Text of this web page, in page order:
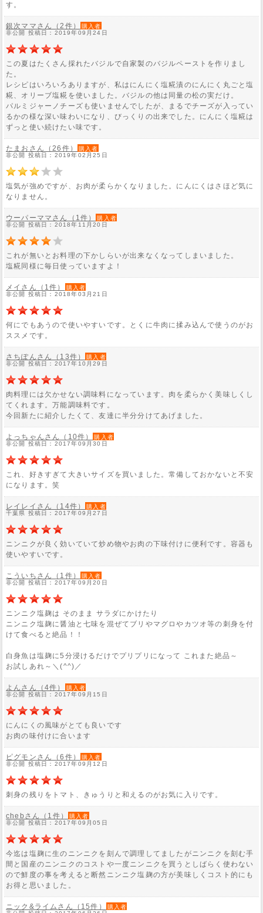
す。
銀次ママさん（2件）
購入者
非公開 投稿日：2019年09月24日
この夏はたくさん採れたバジルで自家製のバジルペーストを作りまし
た。
レシピはいろいろありますが、私はにんにく塩糀漬のにんにく丸ごと塩
糀、オリーブ塩糀を使いました。バジルの他は同量の松の実だけ。
パルミジャーノチーズも使いませんでしたが、まるでチーズが入ってい
るかの様な深い味わいになり、びっくりの出来でした。にんにく塩糀は
ずっと使い続けたい味です。
たまおさん（26件）
購入者
非公開 投稿日：2019年02月25日
塩気が強めですが、お肉が柔らかくなりました。にんにくはさほど気に
なりません。
ウーパーママさん（1件）
購入者
非公開 投稿日：2018年11月20日
これが無いとお料理の下かしらいが出来なくなってしまいました。
塩糀同様に毎日使っていますよ！
メイさん（1件）
購入者
非公開 投稿日：2018年03月21日
何にでもあうので使いやすいです。とくに牛肉に揉み込んで使うのがお
ススメです。
さちぽんさん（13件）
購入者
非公開 投稿日：2017年10月29日
肉料理には欠かせない調味料になっています。肉を柔らかく美味しくし
てくれます。万能調味料です。
今回新たに紹介したくて、友達に半分分けてあげました。
よっちゃんさん（10件）
購入者
非公開 投稿日：2017年09月30日
これ、好きすぎて大きいサイズを買いました。常備しておかないと不安
になります。笑
レイレイさん（14件）
購入者
千葉県 投稿日：2017年09月27日
ニンニクが良く効いていて炒め物やお肉の下味付けに便利です。容器も
使いやすいです。
こういちさん（1件）
購入者
非公開 投稿日：2017年09月20日
ニンニク塩麹は そのまま サラダにかけたり
ニンニク塩麹に醤油と七味を混ぜてブリやマグロやカツオ等の刺身を付
けて食べると絶品！！
白身魚は塩麹に5分浸けるだけでプリプリになって これまた絶品～
お試しあれ～＼(^^)／
よんさん（4件）
購入者
非公開 投稿日：2017年09月15日
にんにくの風味がとても良いです
お肉の味付けに合います
ピグモンさん（6件）
購入者
非公開 投稿日：2017年09月12日
刺身の残りをトマト、きゅうりと和えるのがお気に入りです。
chebさん（1件）
購入者
非公開 投稿日：2017年09月05日
今迄は塩麹に生のニンニクを刻んで調理してましたがニンニクを刻む手
間と国産のニンニクのコストや一度ニンニクを買うとしばらく使わない
ので鮮度の事を考えると断然ニンニク塩麹の方が美味しくコスト的にも
お得と思いました。
ニック&ライムさん（15件）
購入者